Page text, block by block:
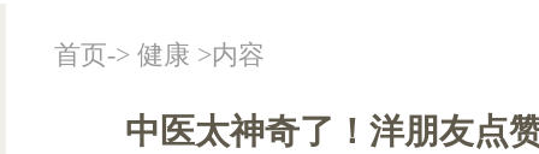
首页-> 健康 >内容
中医太神奇了！洋朋友点